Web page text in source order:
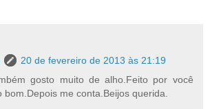
20 de fevereiro de 2013 às 21:19
gosto muito de alho.Feito por você
bom.Depois me conta.Beijos querida.